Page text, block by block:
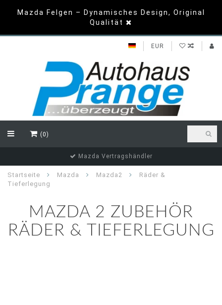
Mazda Felgen – Dynamisches Design, Original
Qualität
EUR
(0)
Mazda Vertragshändler
Startseite Mazda Mazda2
Räder &
Tieferlegung
MAZDA 2 ZUBEHÖR
RÄDER & TIEFERLEGUNG